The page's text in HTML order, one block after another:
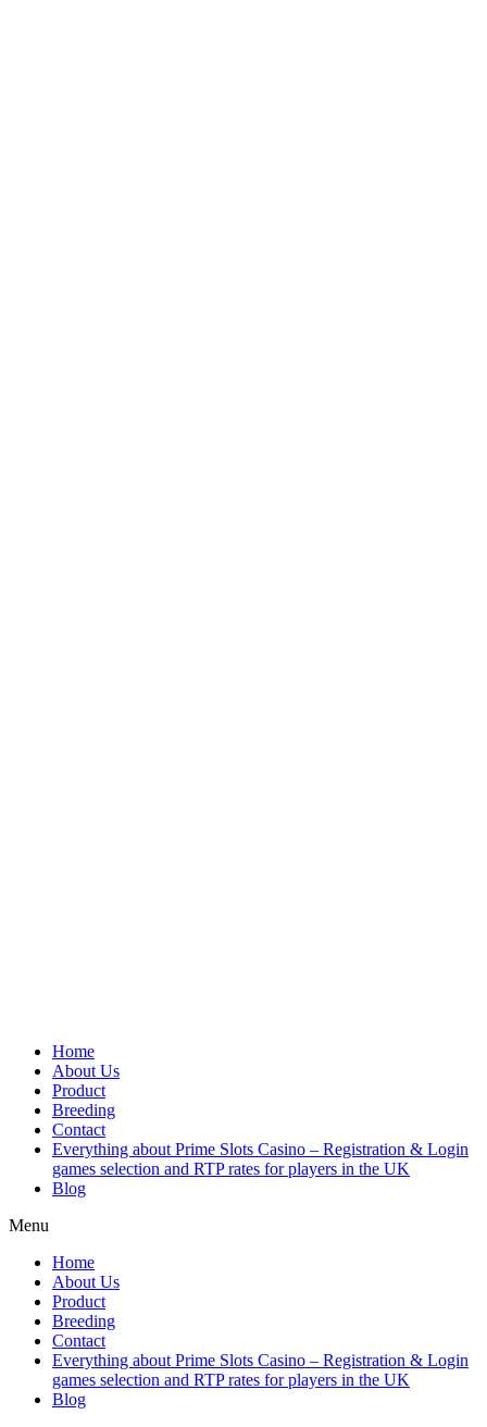
Home
About Us
Product
Breeding
Contact
Everything about Prime Slots Casino – Registration & Login
games selection and RTP rates for players in the UK
Blog
Menu
Home
About Us
Product
Breeding
Contact
Everything about Prime Slots Casino – Registration & Login
games selection and RTP rates for players in the UK
Blog